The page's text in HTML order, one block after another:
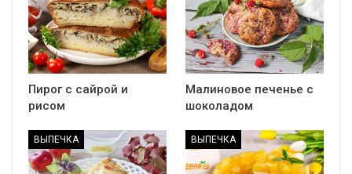
Пирог с сайрой и
рисом
Малиновое печенье с
шоколадом
ВЫПЕЧКА ВЫПЕЧКА